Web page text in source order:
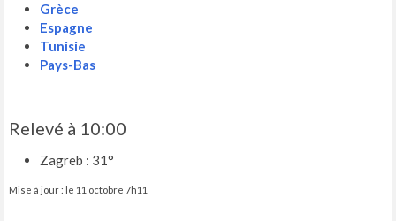
Grèce
Espagne
Tunisie
Pays-Bas
Relevé à 10:00
Zagreb : 31°
Mise à jour : le 11 octobre 7h11